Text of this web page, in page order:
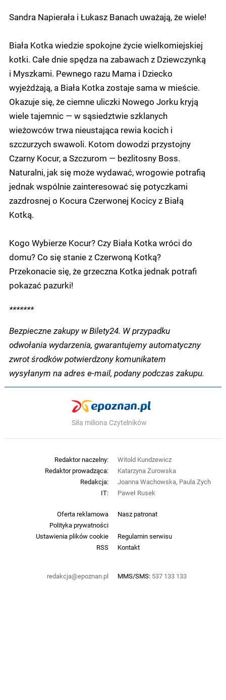
Sandra Napierała i Łukasz Banach uważają, że wiele!
Biała Kotka wiedzie spokojne życie wielkomiejskiej
kotki. Całe dnie spędza na zabawach z Dziewczynką
i Myszkami. Pewnego razu Mama i Dziecko
wyjeżdżają, a Biała Kotka zostaje sama w mieście.
Okazuje się, że ciemne uliczki Nowego Jorku kryją
wiele tajemnic — w sąsiedztwie szklanych
wieżowców trwa nieustająca rewia kocich i
szczurzych swawoli. Kotom dowodzi przystojny
Czarny Kocur, a Szczurom — bezlitosny Boss.
Naturalni, jak się może wydawać, wrogowie potrafią
jednak wspólnie zainteresować się potyczkami
zazdrosnej o Kocura Czerwonej Kocicy z Białą
Kotką.
Kogo Wybierze Kocur? Czy Biała Kotka wróci do
domu? Co się stanie z Czerwoną Kotką?
Przekonacie się, że grzeczna Kotka jednak potrafi
pokazać pazurki!
*******
Bezpieczne zakupy w Bilety24. W przypadku
odwołania wydarzenia, gwarantujemy automatyczny
zwrot środków potwierdzony komunikatem
wysyłanym na adres e-mail, podany podczas zakupu.
Siła miliona Czytelników
Oferta reklamowa
Nasz patronat
Polityka prywatności
Ustawienia plików cookie
Regulamin serwisu
RSS
Kontakt
redakcja@epoznan.pl MMS/SMS: 537 133 133
Redaktor naczelny:
Witold Kundzewicz
Redaktor prowadząca:
Katarzyna Żurowska
Redakcja:
Joanna Wachowska, Paula Zych
IT:
Paweł Rusek